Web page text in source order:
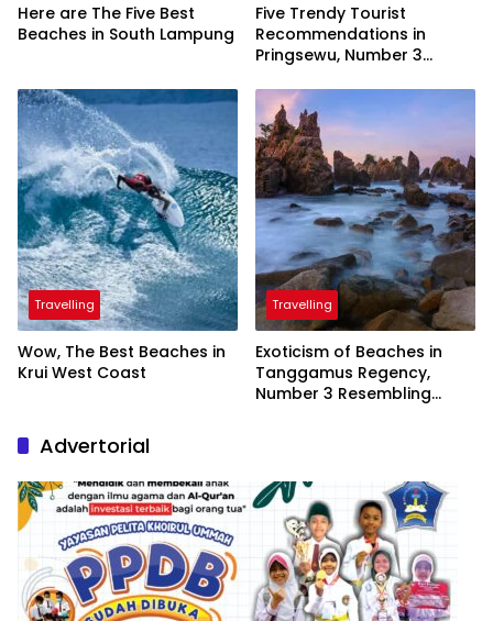
Here are The Five Best
Beaches in South Lampung
Five Trendy Tourist
Recommendations in
Pringsewu, Number 3
President
Travelling
Wow, The Best Beaches in
Krui West Coast
Travelling
Exoticism of Beaches in
Tanggamus Regency,
Number 3 Resembling
Advertorial